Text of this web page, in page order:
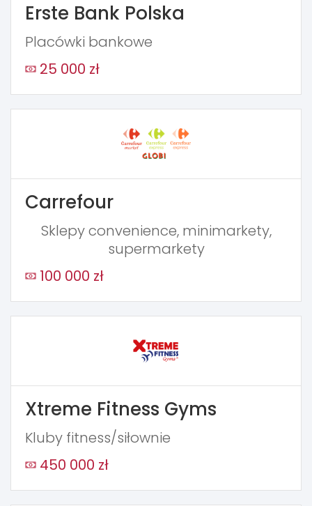
Erste Bank Polska
Placówki bankowe
25 000 zł
Carrefour
Sklepy convenience, minimarkety,
supermarkety
100 000 zł
Xtreme Fitness Gyms
Kluby fitness/siłownie
450 000 zł